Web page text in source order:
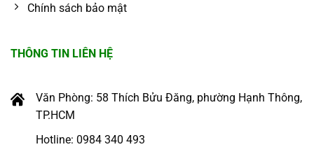
Chính sách bảo mật
THÔNG TIN LIÊN HỆ
Văn Phòng: 58 Thích Bửu Đăng, phường Hạnh Thông,
TP.HCM
Hotline: 0984 340 493